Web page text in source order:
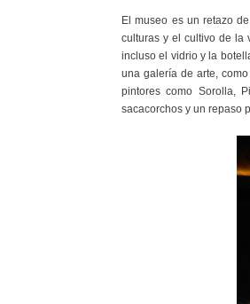
El museo es un retazo
culturas y el cultivo de la
incluso el vidrio y la
una galería de arte,
pintores como Sorolla,
sacacorchos y un repaso